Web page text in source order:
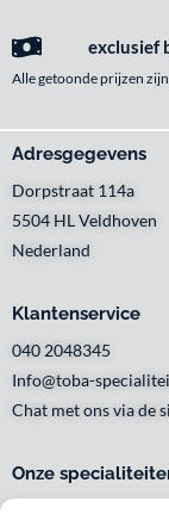
exclusief
Alle getoonde prijzen
Adresgegevens
Dorpstraat 114a
5504 HL Veldhoven
Nederland
Klantenservice
040 2048345
Info@toba-
Chat met ons via de
Onze